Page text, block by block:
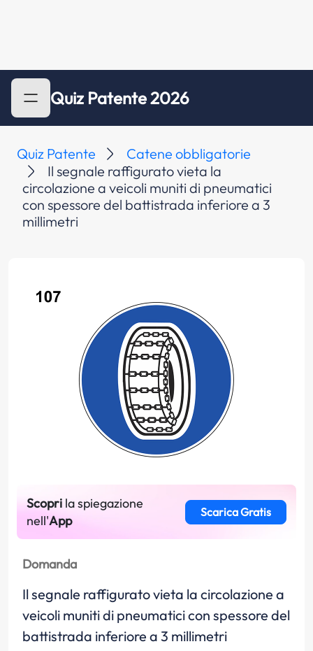
Quiz Patente 2026
Quiz Patente
Catene obbligatorie
Il segnale raffigurato vieta la
circolazione a veicoli muniti di pneumatici
con spessore del battistrada inferiore a 3
millimetri
Scopri la spiegazione
nell'App
Scarica Gratis
Domanda
Il segnale raffigurato vieta la circolazione a
veicoli muniti di pneumatici con spessore del
battistrada inferiore a 3 millimetri